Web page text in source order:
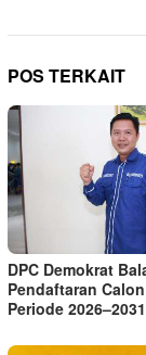
POS TERKAIT
DPC Demokrat
Pendaftaran
Periode 2026–2031